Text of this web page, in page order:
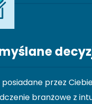
przez
branżowe z